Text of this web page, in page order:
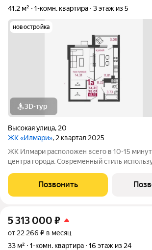
41,2 м²
1-комн. квартира 3 этаж из 5
новостройка
3D-тур
Высокая улица, 20
ЖК «Илмари», 2 квартал 2025
ЖК Илмари расположен всего в 10-15
центра города. Современный стиль
пространств. Все пять домов жилого
сданы в эксплуатацию. При
Позвонить
5 313 000 ₽
от 22 266 ₽ в месяц
33 м²
1-комн. квартира 16 этаж из 24